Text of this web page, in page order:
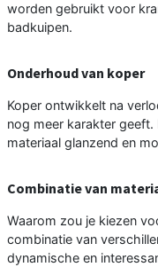
worden gebruikt voor
badkuipen.
Onderhoud van koper
Koper ontwikkelt na
nog meer karakter
materiaal glanzend en
Combinatie van
Waarom zou je kiezen
combinatie van
dynamische en